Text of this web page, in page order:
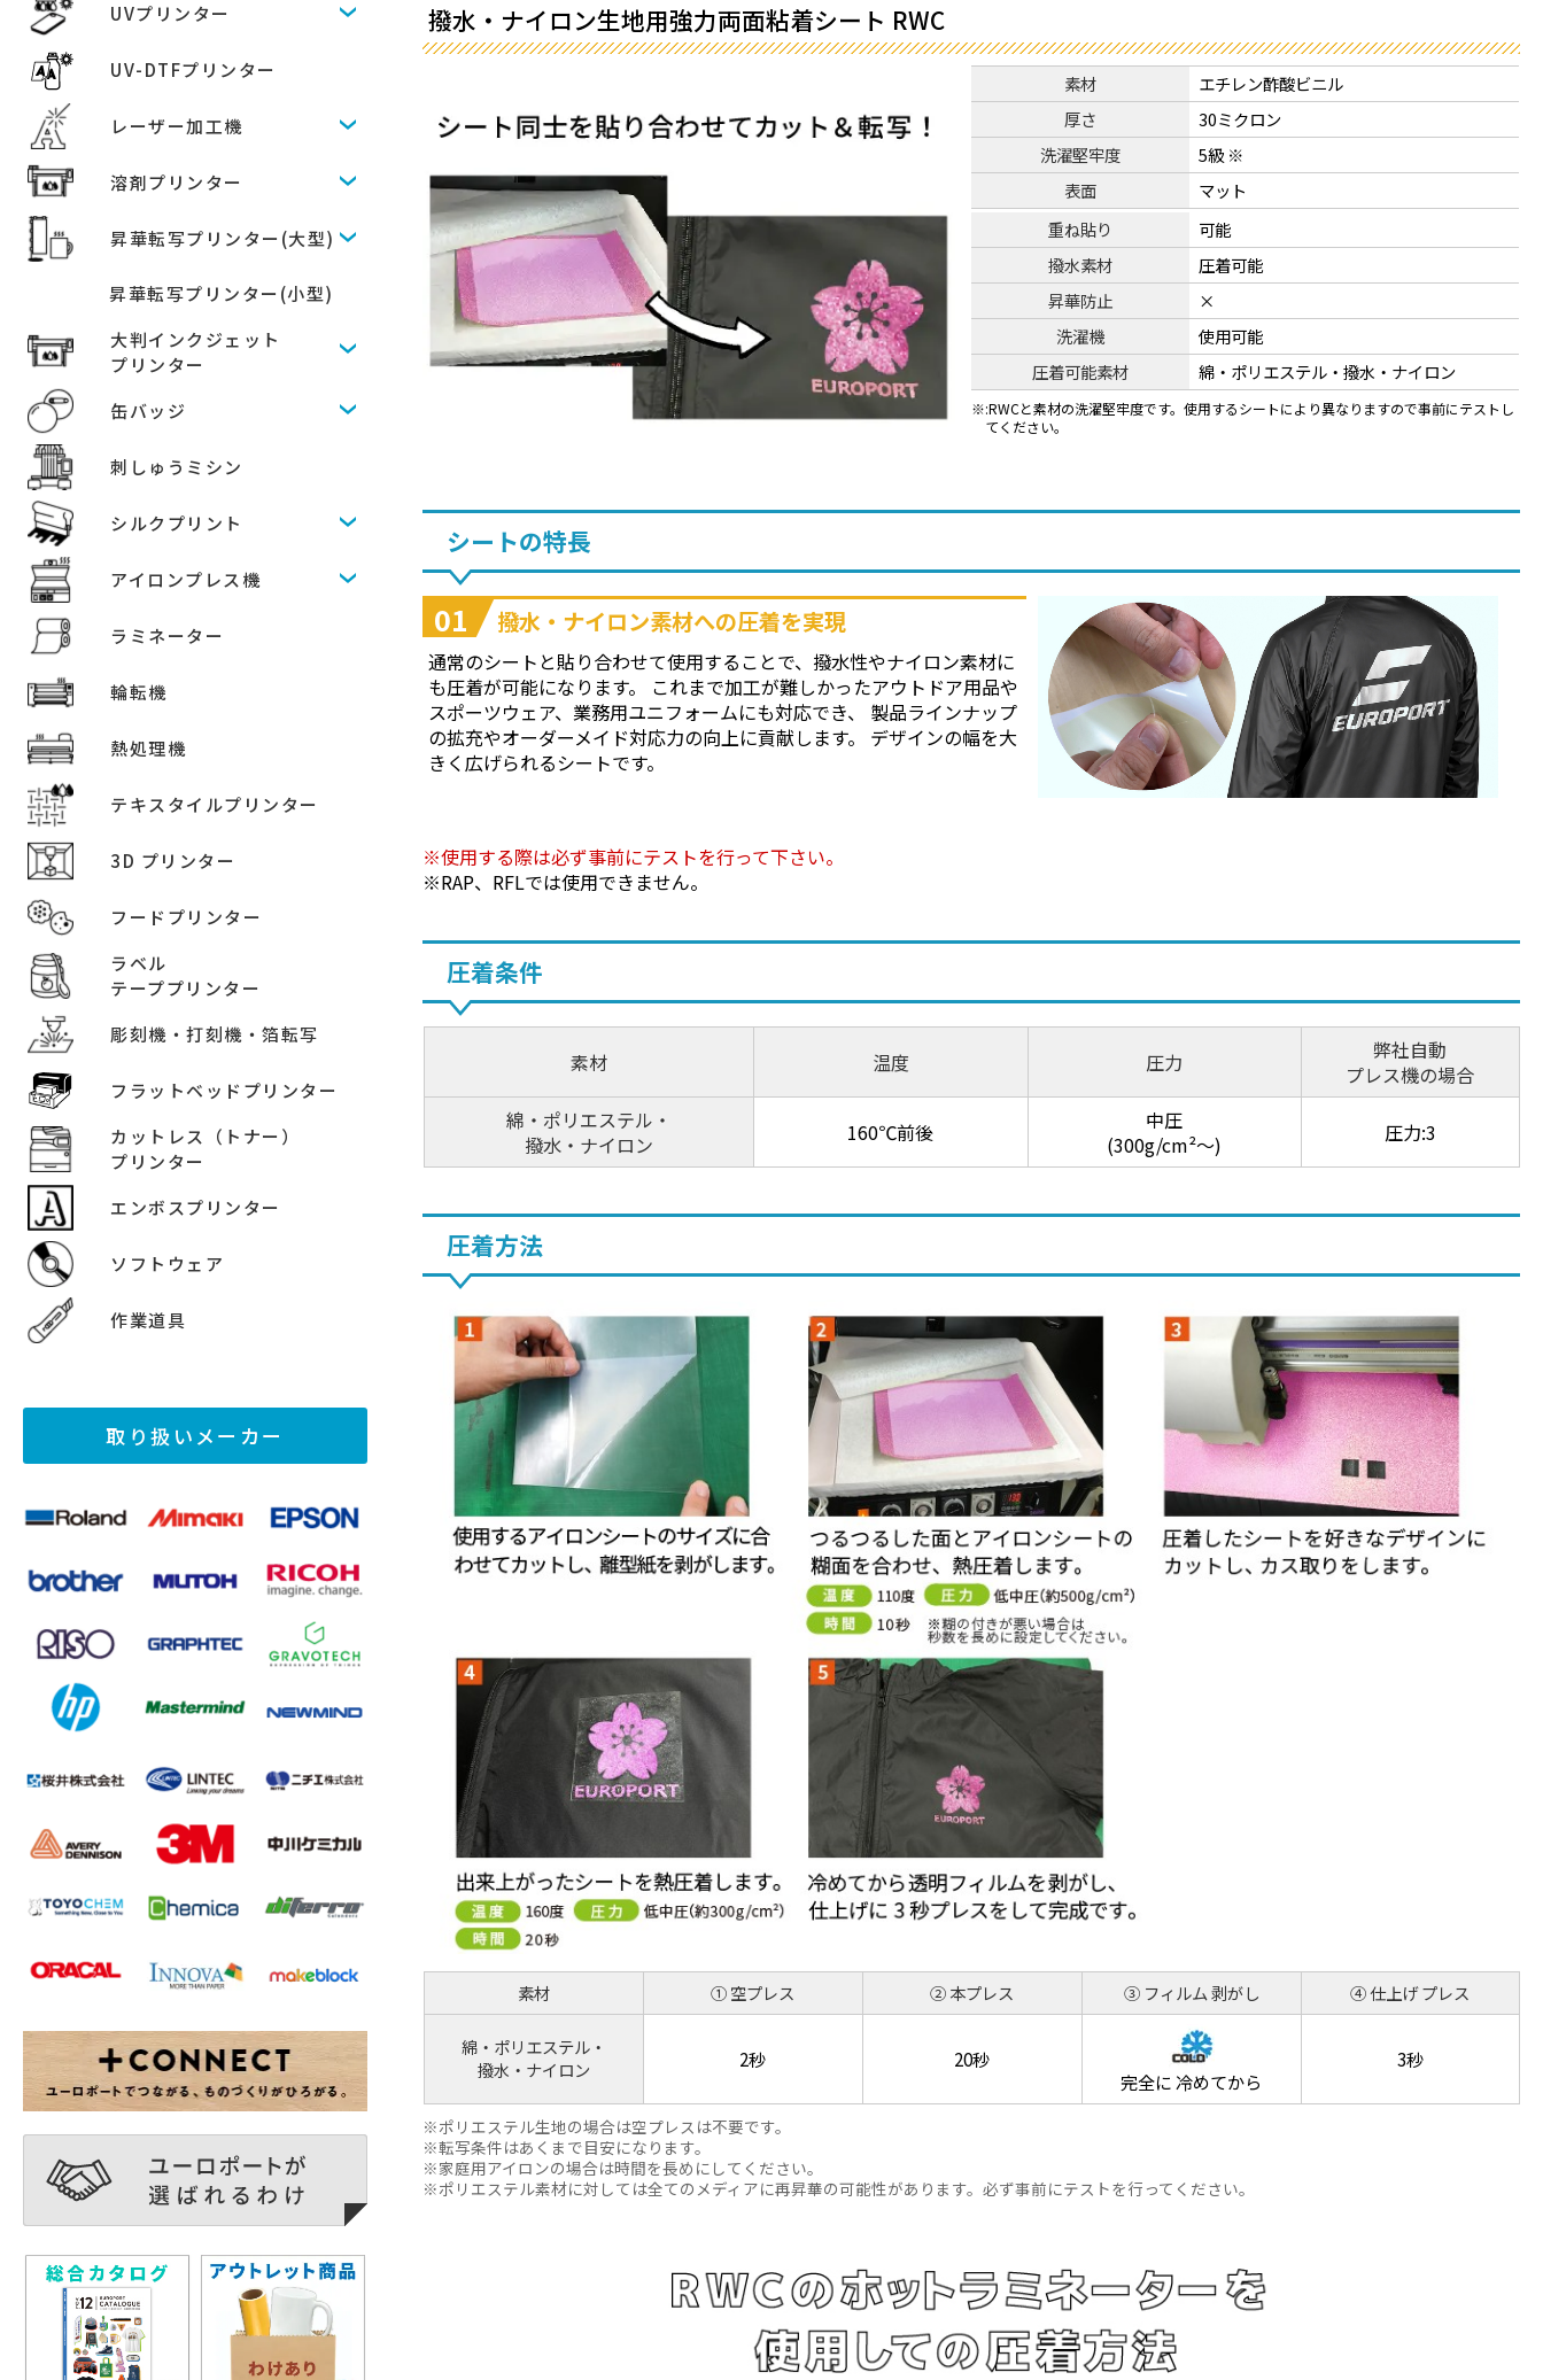
UVプリンター
UV-DTFプリンター
レーザー加工機
溶剤プリンター
昇華転写プリンター(大型)
昇華転写プリンター(小型)
大判インクジェット
プリンター
缶バッジ
刺しゅうミシン
シルクプリント
アイロンプレス機
ラミネーター
輪転機
熱処理機
テキスタイルプリンター
3D プリンター
フードプリンター
ラベル
テーププリンター
彫刻機・打刻機・箔転写
フラットベッドプリンター
カットレス（トナー）
プリンター
エンボスプリンター
ソフトウェア
作業道具
取り扱いメーカー
撥水・ナイロン生地用強力両面粘着シート RWC
素材
エチレン酢酸ビニル
厚さ
30ミクロン
洗濯堅牢度
5級 ※
表面
マット
重ね貼り
可能
撥水素材
圧着可能
昇華防止
×
洗濯機
使用可能
圧着可能素材
綿・ポリエステル・撥水・ナイロン
:RWCと素材の洗濯堅牢度です。使用するシートにより異なりますので事前にテストし
てください。
シートの特長
01 撥水・ナイロン素材への圧着を実現
通常のシートと貼り合わせて使用することで、撥水性やナイロン素材に
も圧着が可能になります。 これまで加工が難しかったアウトドア用品や
スポーツウェア、業務用ユニフォームにも対応でき、 製品ラインナップ
の拡充やオーダーメイド対応力の向上に貢献します。 デザインの幅を大
きく広げられるシートです。
使用する際は必ず事前にテストを行って下さい。
RAP、RFLでは使用できません。
圧着条件
素材 温度 圧力
弊社自動
プレス機の場合
綿・ポリエステル・
撥水・ナイロン
160℃前後
中圧
(300g/cm²～)
圧力:3
圧着方法
素材 ①空プレス ②本プレス ③フィルム剥がし ④仕上げプレス
綿・ポリエステル・
撥水・ナイロン
2秒
20秒
完全に冷めてから
3秒
ポリエステル生地の場合は空プレスは不要です。
転写条件はあくまで目安になります。
家庭用アイロンの場合は時間を長めにしてください。
ポリエステル素材に対しては全てのメディアに再昇華の可能性があります。必ず事前にテストを行ってください。